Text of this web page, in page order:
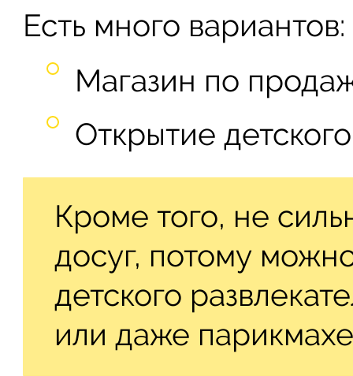
Есть много вариантов:
Магазин по
Открытие
Кроме того, не
досуг, потому
детского
или даже